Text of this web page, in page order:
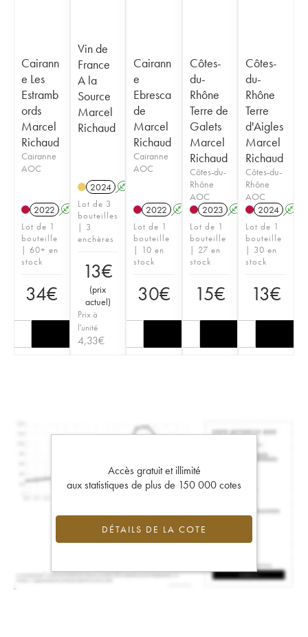
Cairann
e Les
Estramb
ords
Marcel
Richaud
Cairanne
AOC
2022 A
Lot de 1
bouteille
| 60+ en
stock
34€
Vin de
France
A la
Source
Marcel
Richaud
2024 A
Lot de 3
bouteilles
| 3
enchères
13€
(prix
actuel)
Prix à
l'unité
4,33€
Cairann
e
Ebresca
de
Marcel
Richaud
Cairanne
AOC
2022 A
Lot de 1
bouteille
| 10 en
stock
30€
Côtes-
du-
Rhône
Terre de
Galets
Marcel
Richaud
Côtes-du-
Rhône
AOC
2023 A
Lot de 1
bouteille
| 27 en
stock
15€
Côtes-
du-
Rhône
Terre
d'Aigles
Marcel
Richaud
Côtes-du-
Rhône
AOC
2024 A
Lot de 1
bouteille
| 30 en
stock
13€
Accès gratuit et illimité
aux statistiques de plus de 150 000 cotes
DÉTAILS DE LA COTE